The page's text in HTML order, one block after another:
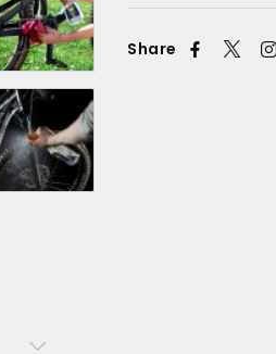
Share